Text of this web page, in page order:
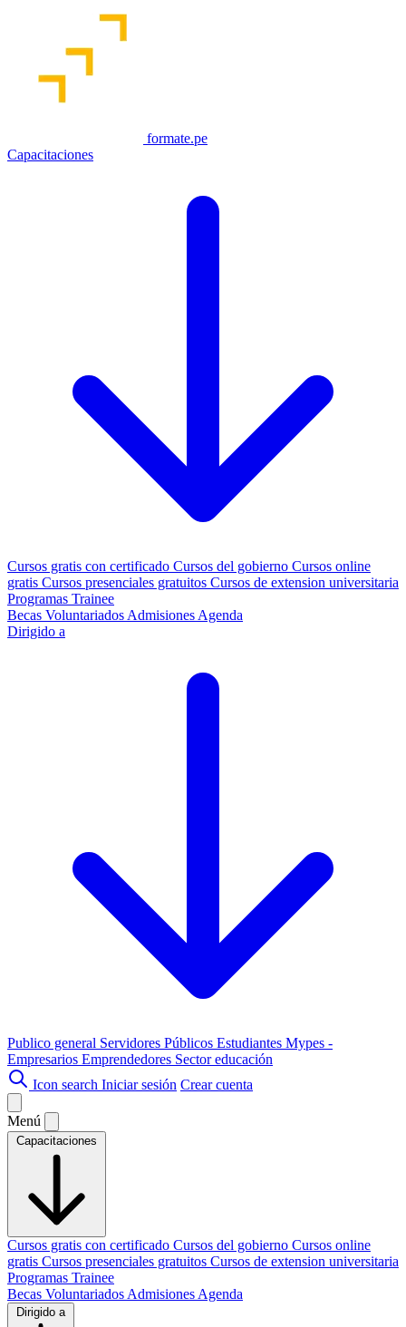
formate.pe
Capacitaciones
Cursos gratis con certificado Cursos del gobierno Cursos online
gratis Cursos presenciales gratuitos Cursos de extension universitaria
Programas Trainee
Becas Voluntariados Admisiones Agenda
Dirigido a
Publico general Servidores Públicos Estudiantes Mypes -
Empresarios Emprendedores Sector educación
Icon search Iniciar sesión Crear cuenta
Menú
Capacitaciones
Cursos gratis con certificado Cursos del gobierno Cursos online
gratis Cursos presenciales gratuitos Cursos de extension universitaria
Programas Trainee
Becas Voluntariados Admisiones Agenda
Dirigido a